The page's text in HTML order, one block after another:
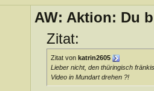
AW: Aktion: Du
Zitat:
Zitat von katrin2605
Lieber nicht, den thüringisch
Video in Mundart drehen ?!